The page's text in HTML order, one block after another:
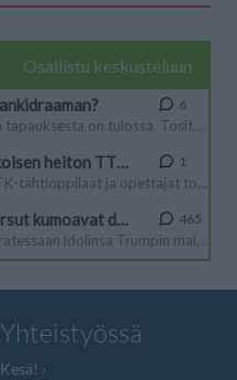
Yhteistyössä
Kesä!